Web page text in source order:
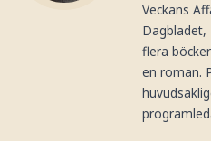
Veckans
Dagbladet,
flera
en roman.